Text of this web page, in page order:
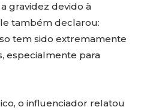
gravidez devido à
também declarou:
tem sido extremamente
especialmente para
o influenciador relatou